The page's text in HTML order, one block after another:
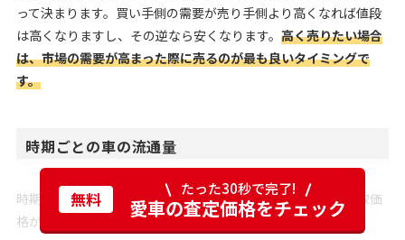
って決まります。買い手側の需要が売り手側より高くなれば値段
は高くなりますし、その逆なら安くなります。 高く売りたい場合
は、市場の需要が高まった際に売るのが最も良いタイミングで
す。
時期ごとの車の流通量
時期ごとの車の流通量も、買取価格に影響します。例えば買取価
格が高くなりやすいのは、以下の時期です。
無料 たった30秒で完了!
愛車の査定価格をチェック